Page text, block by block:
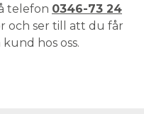
telefon 0346-73 24
och ser till att du får
hos oss.